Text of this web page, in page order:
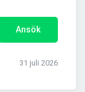
Ansök
31 juli 2026